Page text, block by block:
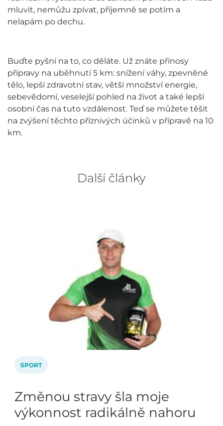
mluvit, nemůžu zpívat, příjemně se potím a
nelapám po dechu.
Buďte pyšní na to, co děláte. Už znáte přínosy
přípravy na uběhnutí 5 km: snížení váhy, zpevněné
tělo, lepší zdravotní stav, větší množství energie,
sebevědomí, veselejší pohled na život a také lepší
osobní čas na tuto vzdálenost. Teď se můžete těšit
na zvýšení těchto příznivých účinků v přípravě na 10
km.
Další články
SPORT
Změnou stravy šla moje
výkonnost radikálně nahoru